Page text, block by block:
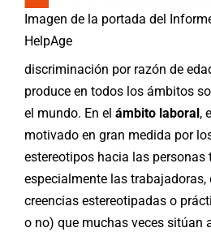
Imagen de la portada del
HelpAge
discriminación por razón de
produce en todos los ámbitos
el mundo. En el ámbito laboral ,
motivado en gran medida por
estereotipos hacia las personas
especialmente las trabajadoras,
creencias estereotipadas o
o no) que muchas veces sitúan